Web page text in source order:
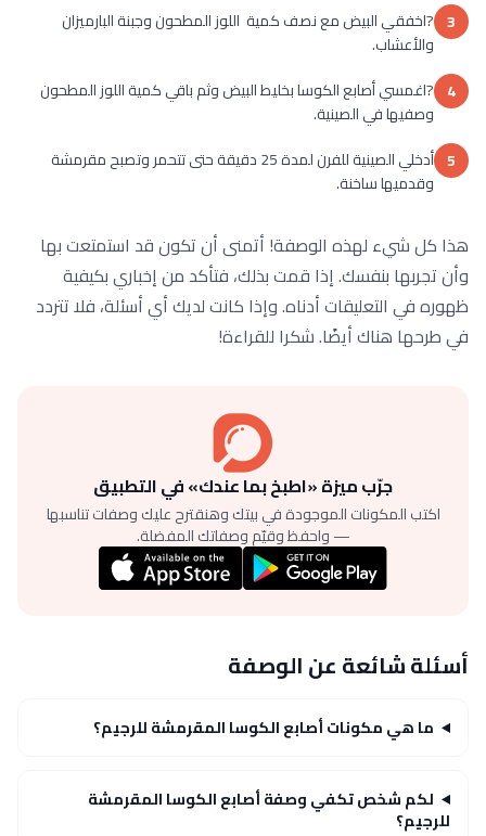
3 ?اخفقي البيض مع نصف كمية اللوز المطحون وجبنة البارميزان
والأعشاب.
4 ?اغمسي أصابع الكوسا بخليط البيض وثم باقي كمية اللوز المطحون
وصفيها في الصينية.
5
أدخلي الصينية للفرن لمدة 25 دقيقة حتى تتحمر وتصبح مقرمشة
وقدميها ساخنة.
هذا كل شيء لهذه الوصفة! أتمنى أن تكون قد استمتعت بها
وأن تجربها بنفسك. إذا قمت بذلك، فتأكد من إخباري بكيفية
ظهوره في التعليقات أدناه. وإذا كانت لديك أي أسئلة، فلا تتردد
في طرحها هناك أيضًا. شكرا للقراءة!
جرّب ميزة «اطبخ بما عندك» في التطبيق
اكتب المكونات الموجودة في بيتك وهنقترح عليك وصفات تناسبها
— واحفظ وقيّم وصفاتك المفضلة.
أسئلة شائعة عن الوصفة
ما هي مكونات أصابع الكوسا المقرمشة للرجيم؟
لكم شخص تكفي وصفة أصابع الكوسا المقرمشة
للرجيم؟